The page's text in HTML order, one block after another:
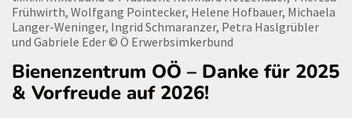
Frühwirth, Wolfgang Pointecker, Helene Hofbauer, Michaela
Langer-Weninger, Ingrid Schmaranzer, Petra Haslgrübler
und Gabriele Eder© Ö Erwerbsimkerbund
Bienenzentrum OÖ – Danke für 2025
& Vorfreude auf 2026!